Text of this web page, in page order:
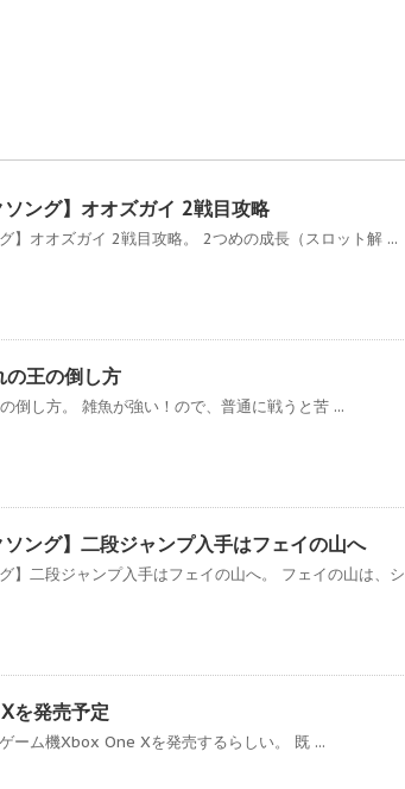
ング】オオズガイ 2戦目攻略
】オオズガイ 2戦目攻略。 2つめの成長（スロット解 ...
の王の倒し方
倒し方。 雑魚が強い！ので、普通に戦うと苦 ...
ング】二段ジャンプ入手はフェイの山へ
】二段ジャンプ入手はフェイの山へ。 フェイの山は、
を発売予定
ーム機Xbox One Xを発売するらしい。 既 ...